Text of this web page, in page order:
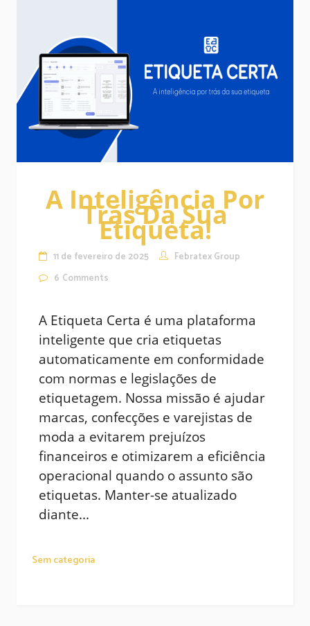
A Inteligência Por
Trás Da Sua
Etiqueta!
11 de fevereiro de 2025
Febratex Group
6 Comments
A Etiqueta Certa é uma plataforma
inteligente que cria etiquetas
automaticamente em conformidade
com normas e legislações de
etiquetagem. Nossa missão é ajudar
marcas, confecções e varejistas de
moda a evitarem prejuízos
financeiros e otimizarem a eficiência
operacional quando o assunto são
etiquetas. Manter-se atualizado
diante...
Sem categoria